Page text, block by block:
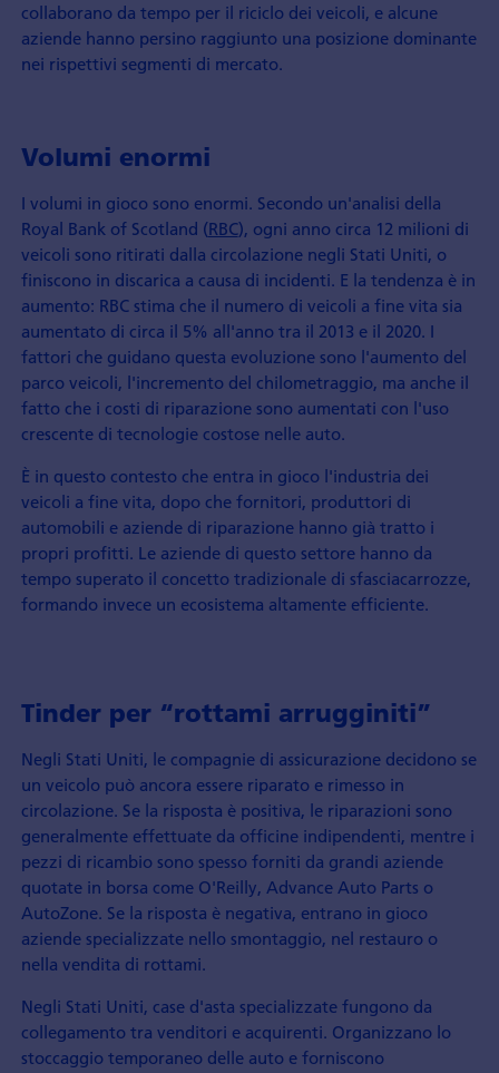
collaborano da tempo per il riciclo dei veicoli, e alcune
aziende hanno persino raggiunto una posizione dominante
nei rispettivi segmenti di mercato.
Volumi enormi
I volumi in gioco sono enormi. Secondo un'analisi della
Royal Bank of Scotland (RBC), ogni anno circa 12 milioni di
veicoli sono ritirati dalla circolazione negli Stati Uniti, o
finiscono in discarica a causa di incidenti. E la tendenza è in
aumento: RBC stima che il numero di veicoli a fine vita sia
aumentato di circa il 5% all'anno tra il 2013 e il 2020. I
fattori che guidano questa evoluzione sono l'aumento del
parco veicoli, l'incremento del chilometraggio, ma anche il
fatto che i costi di riparazione sono aumentati con l'uso
crescente di tecnologie costose nelle auto.
È in questo contesto che entra in gioco l'industria dei
veicoli a fine vita, dopo che fornitori, produttori di
automobili e aziende di riparazione hanno già tratto i
propri profitti. Le aziende di questo settore hanno da
tempo superato il concetto tradizionale di sfasciacarrozze,
formando invece un ecosistema altamente efficiente.
Tinder per “rottami arrugginiti”
Negli Stati Uniti, le compagnie di assicurazione decidono se
un veicolo può ancora essere riparato e rimesso in
circolazione. Se la risposta è positiva, le riparazioni sono
generalmente effettuate da officine indipendenti, mentre i
pezzi di ricambio sono spesso forniti da grandi aziende
quotate in borsa come O'Reilly, Advance Auto Parts o
AutoZone. Se la risposta è negativa, entrano in gioco
aziende specializzate nello smontaggio, nel restauro o
nella vendita di rottami.
Negli Stati Uniti, case d'asta specializzate fungono da
collegamento tra venditori e acquirenti. Organizzano lo
stoccaggio temporaneo delle auto e forniscono